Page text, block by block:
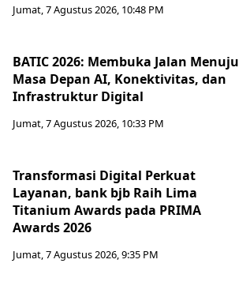
Jumat, 7 Agustus 2026, 10:48 PM
BATIC 2026: Membuka Jalan Menuju
Masa Depan AI, Konektivitas, dan
Infrastruktur Digital
Jumat, 7 Agustus 2026, 10:33 PM
Transformasi Digital Perkuat
Layanan, bank bjb Raih Lima
Titanium Awards pada PRIMA
Awards 2026
Jumat, 7 Agustus 2026, 9:35 PM